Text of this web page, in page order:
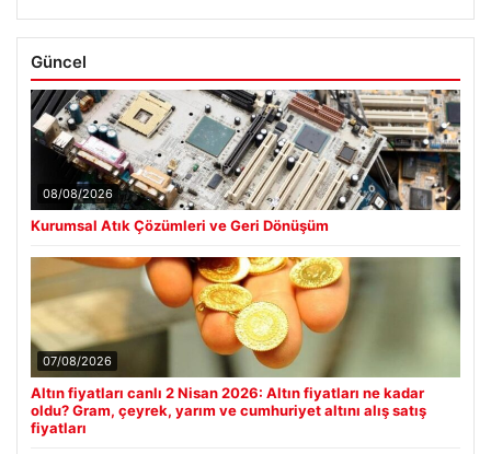
Güncel
08/08/2026
Kurumsal Atık Çözümleri ve Geri Dönüşüm
07/08/2026
Altın fiyatları canlı 2 Nisan 2026: Altın fiyatları ne kadar
oldu? Gram, çeyrek, yarım ve cumhuriyet altını alış satış
fiyatları